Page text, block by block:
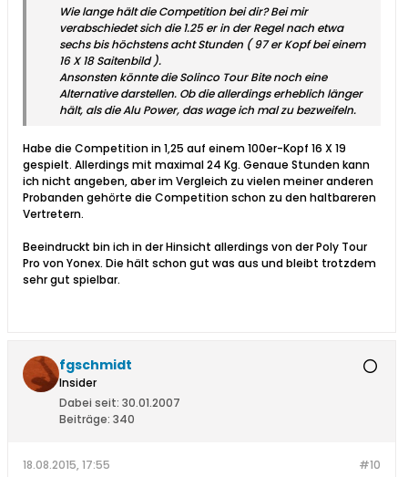
Wie lange hält die Competition bei dir? Bei mir
verabschiedet sich die 1.25 er in der Regel nach etwa
sechs bis höchstens acht Stunden ( 97 er Kopf bei einem
16 X 18 Saitenbild ).
Ansonsten könnte die Solinco Tour Bite noch eine
Alternative darstellen. Ob die allerdings erheblich länger
hält, als die Alu Power, das wage ich mal zu bezweifeln.
Habe die Competition in 1,25 auf einem 100er-Kopf 16 X 19
gespielt. Allerdings mit maximal 24 Kg. Genaue Stunden kann
ich nicht angeben, aber im Vergleich zu vielen meiner anderen
Probanden gehörte die Competition schon zu den haltbareren
Vertretern.
Beeindruckt bin ich in der Hinsicht allerdings von der Poly Tour
Pro von Yonex. Die hält schon gut was aus und bleibt trotzdem
sehr gut spielbar.
fgschmidt
Insider
Dabei seit: 30.01.2007
Beiträge: 340
#10
18.08.2015, 17:55